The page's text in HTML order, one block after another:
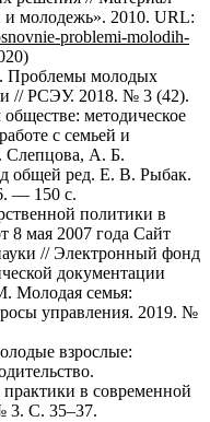
молодежь». 2010. URL:
problemi-molodih-
Проблемы молодых
// РСЭУ. 2018. № 3 (42).
методическое
с семьей и
А. Б.
общей ред. Е. В. Рыбак.
— 150 с.
политики в
8 мая 2007 года Сайт
// Электронный фонд
документации
Молодая семья:
управления. 2019. №
взрослые:
в современной
3. С. 35–37.